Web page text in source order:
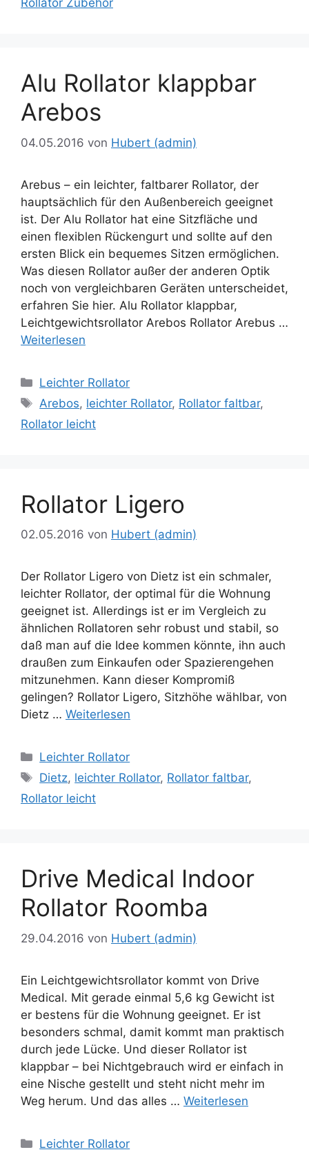
Rollator Zubehör
Alu Rollator klappbar
Arebos
04.05.2016 von Hubert (admin)
Arebus – ein leichter, faltbarer Rollator, der
hauptsächlich für den Außenbereich geeignet
ist. Der Alu Rollator hat eine Sitzfläche und
einen flexiblen Rückengurt und sollte auf den
ersten Blick ein bequemes Sitzen ermöglichen.
Was diesen Rollator außer der anderen Optik
noch von vergleichbaren Geräten unterscheidet,
erfahren Sie hier. Alu Rollator klappbar,
Leichtgewichtsrollator Arebos Rollator Arebus …
Weiterlesen
Kategorien
Leichter Rollator
Schlagwörter
Arebos, leichter Rollator, Rollator faltbar,
Rollator leicht
Rollator Ligero
02.05.2016 von Hubert (admin)
Der Rollator Ligero von Dietz ist ein schmaler,
leichter Rollator, der optimal für die Wohnung
geeignet ist. Allerdings ist er im Vergleich zu
ähnlichen Rollatoren sehr robust und stabil, so
daß man auf die Idee kommen könnte, ihn auch
draußen zum Einkaufen oder Spazierengehen
mitzunehmen. Kann dieser Kompromiß
gelingen? Rollator Ligero, Sitzhöhe wählbar, von
Dietz … Weiterlesen
Kategorien
Leichter Rollator
Schlagwörter
Dietz, leichter Rollator, Rollator faltbar,
Rollator leicht
Drive Medical Indoor
Rollator Roomba
29.04.2016 von Hubert (admin)
Ein Leichtgewichtsrollator kommt von Drive
Medical. Mit gerade einmal 5,6 kg Gewicht ist
er bestens für die Wohnung geeignet. Er ist
besonders schmal, damit kommt man praktisch
durch jede Lücke. Und dieser Rollator ist
klappbar – bei Nichtgebrauch wird er einfach in
eine Nische gestellt und steht nicht mehr im
Weg herum. Und das alles … Weiterlesen
Kategorien
Leichter Rollator